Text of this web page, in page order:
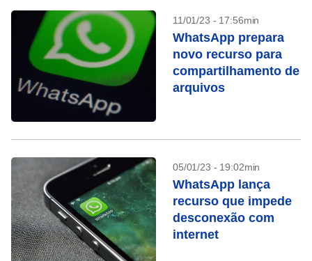
11/01/23 - 17:56min
WhatsApp prepara
novo recurso para
compartilhamento de
arquivos
05/01/23 - 19:02min
WhatsApp lança
recurso que impede
desconexão com
internet